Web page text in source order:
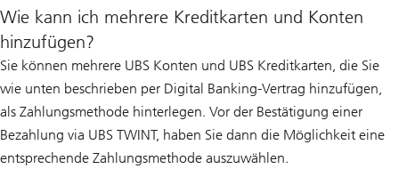
Wie kann ich mehrere Kreditkarten und Konten
hinzufügen?
Sie können mehrere UBS Konten und UBS Kreditkarten, die Sie
wie unten beschrieben per Digital Banking-Vertrag hinzufügen,
als Zahlungsmethode hinterlegen. Vor der Bestätigung einer
Bezahlung via UBS TWINT, haben Sie dann die Möglichkeit eine
entsprechende Zahlungsmethode auszuwählen.